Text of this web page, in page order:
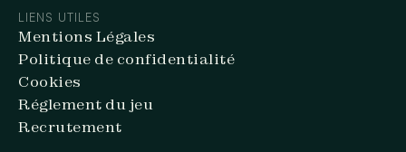
LIENS UTILES
Mentions Légales
Politique de confidentialité
Cookies
Réglement du jeu
Recrutement